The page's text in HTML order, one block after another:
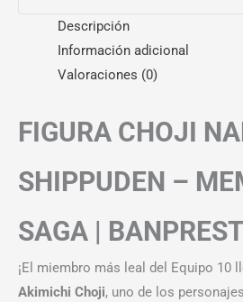
Descripción
Información adicional
Valoraciones (0)
FIGURA CHOJI
SHIPPUDEN –
SAGA |
¡El miembro más leal del Equipo 10
Akimichi Choji, uno de los